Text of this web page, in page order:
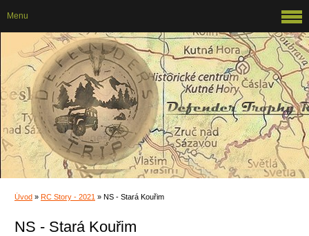
Úvod » RC Story - 2021 » NS - Stará Kouřim
NS - Stará Kouřim
Menu